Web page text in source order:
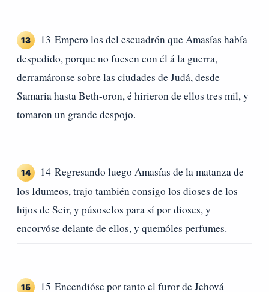
13
13 Empero los del escuadrón que Amasías había
despedido, porque no fuesen con él á la guerra,
derramáronse sobre las ciudades de Judá, desde
Samaria hasta Beth-oron, é hirieron de ellos tres mil, y
tomaron un grande despojo.
14
14 Regresando luego Amasías de la matanza de
los Idumeos, trajo también consigo los dioses de los
hijos de Seir, y púsoselos para sí por dioses, y
encorvóse delante de ellos, y quemóles perfumes.
15
15 Encendióse por tanto el furor de Jehová